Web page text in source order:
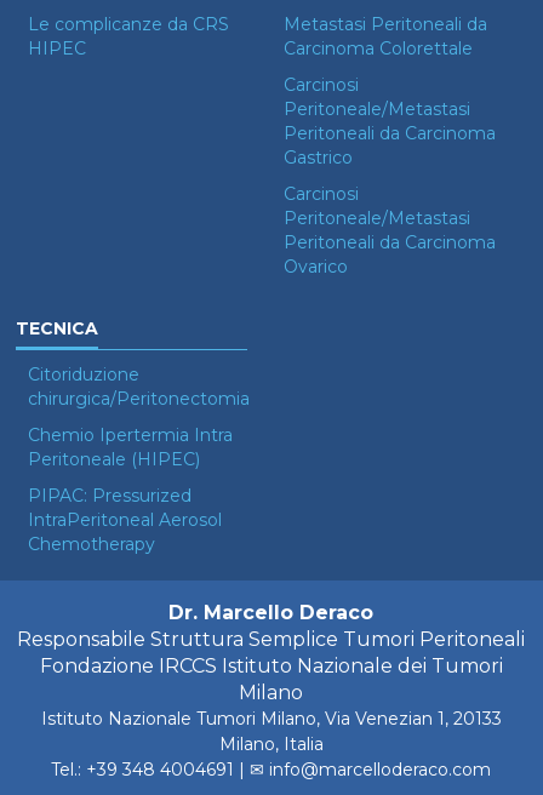
Le complicanze da CRS
HIPEC
Metastasi Peritoneali da
Carcinoma Colorettale
Carcinosi
Peritoneale/Metastasi
Peritoneali da Carcinoma
Gastrico
Carcinosi
Peritoneale/Metastasi
Peritoneali da Carcinoma
Ovarico
TECNICA
Citoriduzione
chirurgica/Peritonectomia
Chemio Ipertermia Intra
Peritoneale (HIPEC)
PIPAC: Pressurized
IntraPeritoneal Aerosol
Chemotherapy
Dr. Marcello Deraco
Responsabile Struttura Semplice Tumori Peritoneali
Fondazione IRCCS Istituto Nazionale dei Tumori
Milano
Istituto Nazionale Tumori Milano, Via Venezian 1, 20133
Milano, Italia
Tel.: +39 348 4004691‬ | ✉ info@marcelloderaco.com